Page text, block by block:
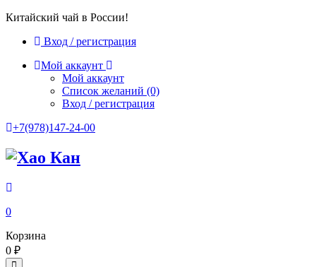
Китайский чай в России!
Вход / регистрация
Мой аккаунт
Мой аккаунт
Список желаний (0)
Вход / регистрация
+7(978)147-24-00
0
Корзина
0 ₽